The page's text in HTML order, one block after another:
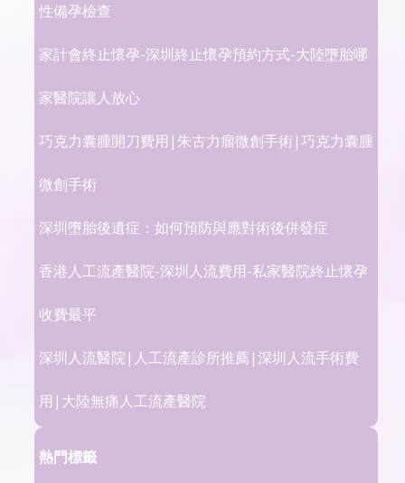
性備孕檢查
家計會終止懷孕-深圳終止懷孕預約方式-大陸墮胎哪
家醫院讓人放心
巧克力囊腫開刀費用|朱古力瘤微創手術|巧克力囊腫
微創手術
深圳墮胎後遺症：如何預防與應對術後併發症
香港人工流產醫院-深圳人流費用-私家醫院終止懷孕
收費最平
深圳人流醫院|人工流產診所推薦|深圳人流手術費
用|大陸無痛人工流產醫院
熱門標籤